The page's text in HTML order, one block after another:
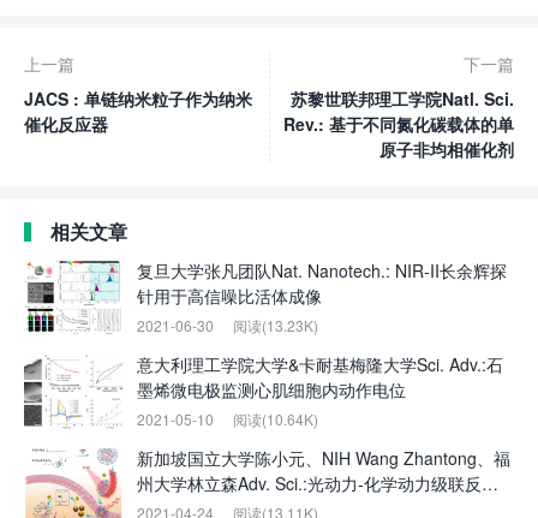
上一篇
JACS : 单链纳米粒子作为纳米
催化反应器
下一篇
苏黎世联邦理工学院Natl. Sci.
Rev.: 基于不同氮化碳载体的单
原子非均相催化剂
相关文章
复旦大学张凡团队Nat. Nanotech.: NIR-II长余辉探
针用于高信噪比活体成像
2021-06-30 阅读(13.23K)
意大利理工学院大学&卡耐基梅隆大学Sci. Adv.:石
墨烯微电极监测心肌细胞内动作电位
2021-05-10 阅读(10.64K)
新加坡国立大学陈小元、NIH Wang Zhantong、福
州大学林立森Adv. Sci.:光动力-化学动力级联反应
用于有效的药物输送和增强的联合疗法
2021-04-24 阅读(13.11K)